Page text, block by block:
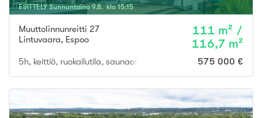
ESITTELY Sunnuntaina 9.8. klo15:15
Muuttolinnunreitti 27
Lintuvaara, Espoo
111 m² /
116,7 m²
5h, keittiö, ruokailutila, saunaosasto, kylpyhuone, varasto,
575 000 €